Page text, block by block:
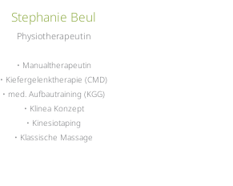
Stephanie Beul
Physiotherapeutin
• Manualtherapeutin
• Kiefergelenktherapie (CMD)
• med. Aufbautraining (KGG)
• Klinea Konzept
• Kinesiotaping
• Klassische Massage